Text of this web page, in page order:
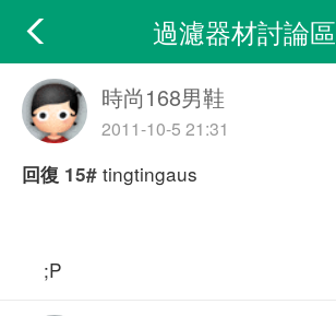
過濾器材討論區
時尚168男鞋
2011-10-5 21:31
回復 15# tingtingaus
;P